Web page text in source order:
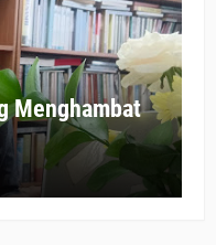
Menghambat